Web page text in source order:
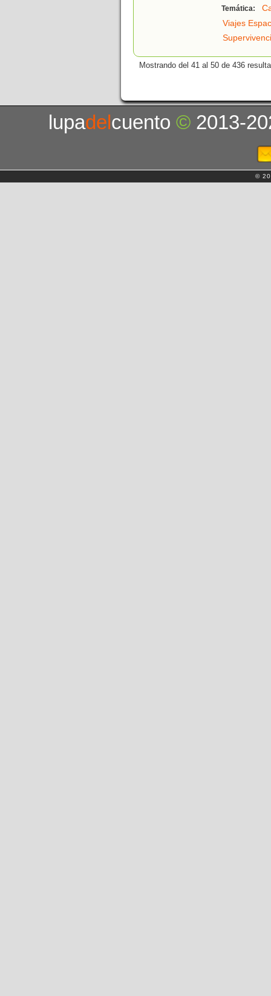
Temática:
Viajes
Mostrando del 41 al 50 de 436
lupadelcuento© 2013-
©